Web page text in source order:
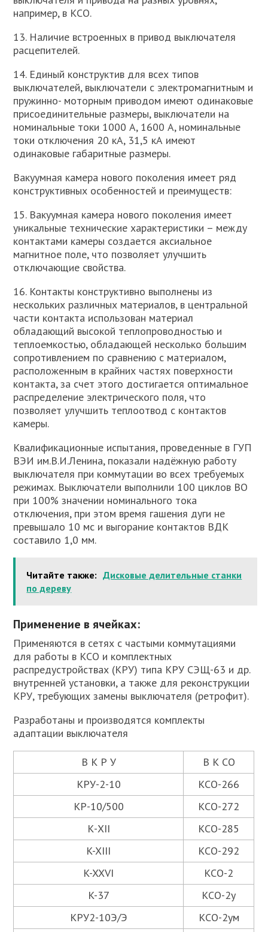
например, в КСО.
13. Наличие встроенных в привод выключателя
расцепителей.
14. Единый конструктив для всех типов
выключателей, выключатели с электромагнитным и
пружинно- моторным приводом имеют одинаковые
присоединительные размеры, выключатели на
номинальные токи 1000 А, 1600 А, номинальные
токи отключения 20 кА, 31,5 кА имеют
одинаковые габаритные размеры.
Вакуумная камера нового поколения имеет ряд
конструктивных особенностей и преимуществ:
15. Вакуумная камера нового поколения имеет
уникальные технические характеристики – между
контактами камеры создается аксиальное
магнитное поле, что позволяет улучшить
отключающие свойства.
16. Контакты конструктивно выполнены из
нескольких различных материалов, в центральной
части контакта использован материал
обладающий высокой теплопроводностью и
теплоемкостью, обладающей несколько большим
сопротивлением по сравнению с материалом,
расположенным в крайних частях поверхности
контакта, за счет этого достигается оптимальное
распределение электрического поля, что
позволяет улучшить теплоотвод с контактов
камеры.
Квалификационные испытания, проведенные в ГУП
ВЭИ им.В.И.Ленина, показали надёжную работу
выключателя при коммутации во всех требуемых
режимах. Выключатели выполнили 100 циклов ВО
при 100% значении номинального тока
отключения, при этом время гашения дуги не
превышало 10 мс и выгорание контактов ВДК
составило 1,0 мм.
Читайте также: Дисковые делительные станки
по дереву
Применение в ячейках:
Применяются в сетях с частыми коммутациями
для работы в КСО и комплектных
распредустройствах (КРУ) типа КРУ СЭЩ-63 и др.
внутренней установки, а также для реконструкции
КРУ, требующих замены выключателя (ретрофит).
Разработаны и производятся комплекты
адаптации выключателя
В К Р У
В К СО
КРУ-2-10
КСО-266
КР-10/500
КСО-272
К-ХII
КСО-285
K-XIII
КСО-292
K-XXVI
КСО-2
K-37
КСО-2у
КРУ2-10Э/Э
КСО-2ум